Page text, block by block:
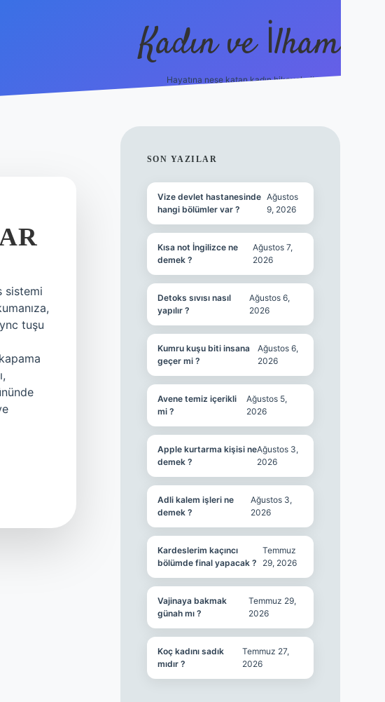
Kadın ve İlham
Hayatına neşe katan kadın hikayeleri!
sistemi
tuşu
SIDEBAR
SON YAZILAR
Vize devlet hastanesinde
hangi bölümler var ?
Ağustos
9, 2026
Kısa not İngilizce ne
demek ?
Ağustos 7,
2026
Detoks sıvısı nasıl
yapılır ?
Ağustos 6,
2026
Kumru kuşu biti insana
geçer mi ?
Ağustos 6,
2026
Avene temiz içerikli
mi ?
Ağustos 5,
2026
Apple kurtarma kişisi ne
demek ?
Ağustos 3,
2026
Adli kalem işleri ne
demek ?
Ağustos 3,
2026
Kardeslerim kaçıncı
bölümde final yapacak ?
Temmuz
29, 2026
Vajinaya bakmak
günah mı ?
Temmuz 29,
2026
Koç kadını sadık
mıdır ?
Temmuz 27,
2026
https://